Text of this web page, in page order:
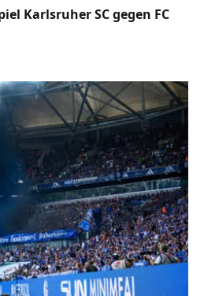
Karlsruher SC gegen FC